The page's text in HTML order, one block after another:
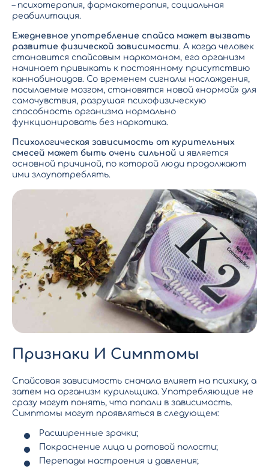
– психотерапия, фармакотерапия, социальная
реабилитация.
Ежедневное употребление спайса может вызвать
развитие физической зависимости. А когда человек
становится спайсовым наркоманом, его организм
начинает привыкать к постоянному присутствию
каннабиноидов. Со временем сигналы наслаждения,
посылаемые мозгом, становятся новой «нормой» для
самочувствия, разрушая психофизическую
способность организма нормально
функционировать без наркотика.
Психологическая зависимость от курительных
смесей может быть очень сильной и является
основной причиной, по которой люди продолжают
ими злоупотреблять.
Признаки И Симптомы
Спайсовая зависимость сначала влияет на психику, а
затем на организм курильщика. Употребляющие не
сразу могут понять, что попали в зависимость.
Симптомы могут проявляться в следующем:
Расширенные зрачки;
Покраснение лица и ротовой полости;
Перепады настроения и давления;